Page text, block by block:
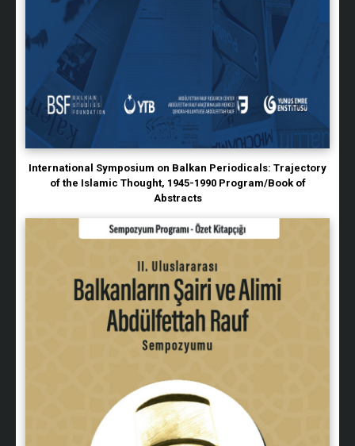
International Symposium on Balkan Periodicals: Trajectory
of the Islamic Thought, 1945-1990 Program/Book of
Abstracts